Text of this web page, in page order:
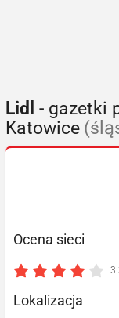
Lidl - gazetki
Katowice
Ocena sieci
Lokalizacja